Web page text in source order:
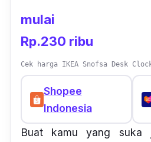
mulai
Rp.230 ribu
Cek harga IKEA Snofsa Desk
Shopee
Indonesia
Buat kamu yang suka